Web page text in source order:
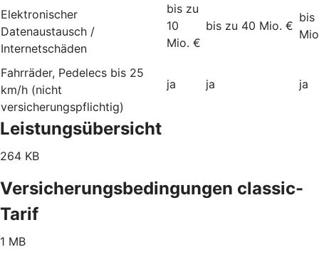
Elektronischer
Datenaustausch /
Internetschäden
bis zu
10
Mio. €
bis zu 40 Mio. €
bis
Fahrräder, Pedelecs bis 25
km/h (nicht
versicherungspflichtig)
ja ja ja
Leistungsübersicht
264 KB
Versicherungsbedingungen classic-
Tarif
1 MB